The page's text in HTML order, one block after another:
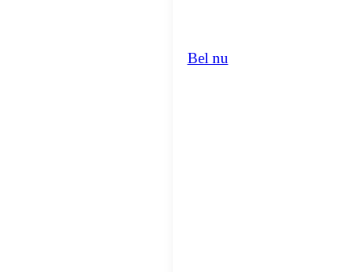
Bel nu